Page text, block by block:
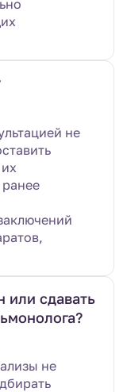
не
ранее
или сдавать
не